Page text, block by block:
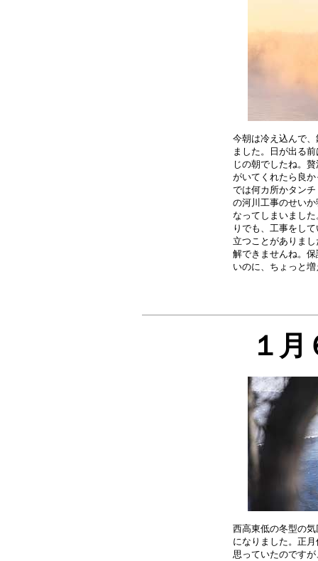
今朝は冷え込んで
ました。日が出る
じの朝でしたね。
がいてくれたら良
では何カ所かタン
の河川工事のせい
なってしまいまし
りでも、工事をし
立つことがありま
解できませんね。
１
西高東低の冬型の
になりました。正
思っていたのです